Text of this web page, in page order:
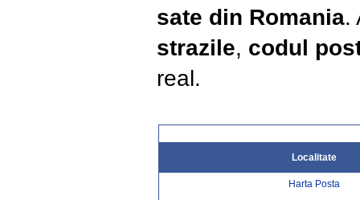
sate din Romania.
strazile, codul
real.
Localitate
Harta Posta